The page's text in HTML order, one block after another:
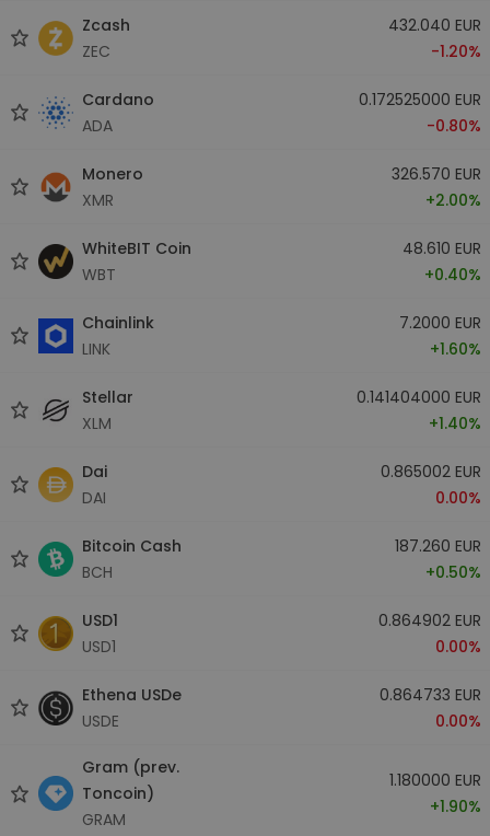
Zcash
ZEC
432.040 EUR
-1.20%
Cardano
ADA
0.172525000 EUR
-0.80%
Monero
XMR
326.570 EUR
+2.00%
WhiteBIT Coin
WBT
48.610 EUR
+0.40%
Chainlink
LINK
7.2000 EUR
+1.60%
Stellar
XLM
0.141404000 EUR
+1.40%
Dai
DAI
0.865002 EUR
0.00%
Bitcoin Cash
BCH
187.260 EUR
+0.50%
USD1
USD1
0.864902 EUR
0.00%
Ethena USDe
USDE
0.864733 EUR
0.00%
Gram (prev.
Toncoin)
GRAM
1.180000 EUR
+1.90%